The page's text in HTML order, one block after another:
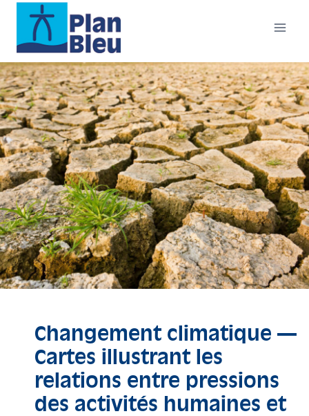
Changement climatique —
Cartes illustrant les
relations entre pressions
des activités humaines et